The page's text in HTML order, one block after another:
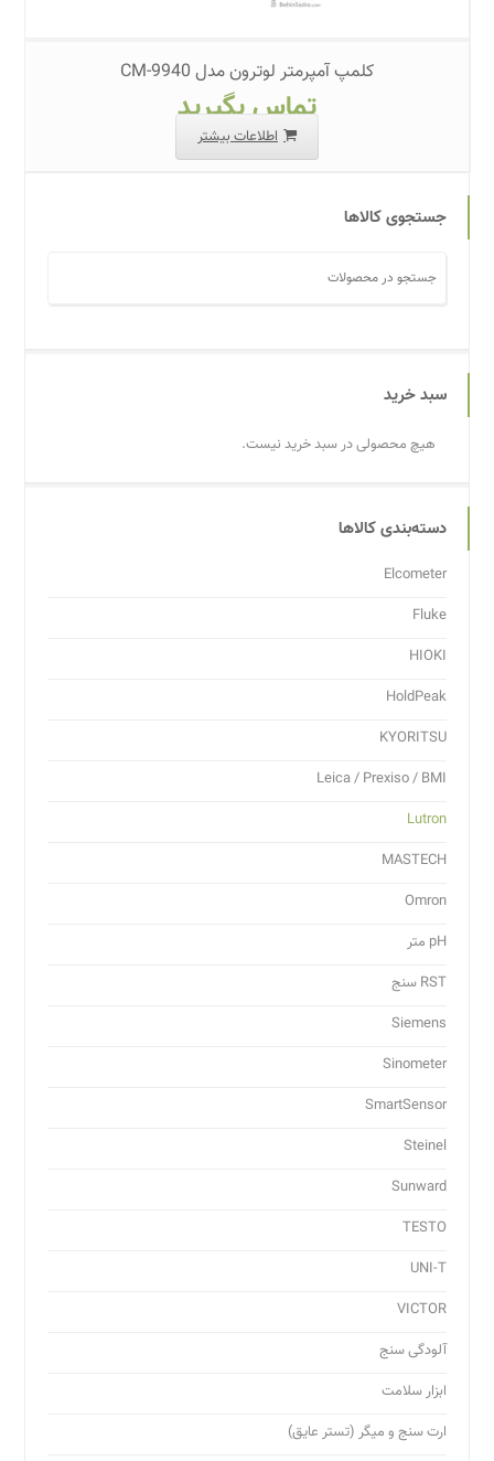
کلمپ آمپرمتر لوترون مدل CM-9940
تماس بگیرید
اطلاعات بیشتر
جستجوی کالاها
سبد خرید
هیچ محصولی در سبد خرید نیست.
دسته‌بندی کالاها
Elcometer
Fluke
HIOKI
HoldPeak
KYORITSU
Leica / Prexiso / BMI
Lutron
MASTECH
Omron
pH متر
RST سنج
Siemens
Sinometer
SmartSensor
Steinel
Sunward
TESTO
UNI-T
VICTOR
آلودگی سنج
ابزار سلامت
ارت سنج و میگر (تستر عایق)